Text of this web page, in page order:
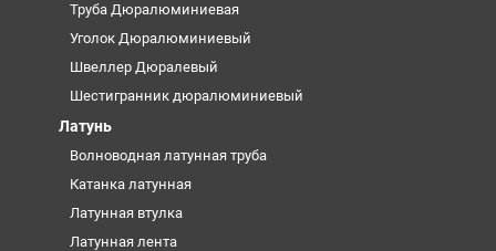
Труба Дюралюминиевая
Уголок Дюралюминиевый
Швеллер Дюралевый
Шестигранник дюралюминиевый
Латунь
Волноводная латунная труба
Катанка латунная
Латунная втулка
Латунная лента